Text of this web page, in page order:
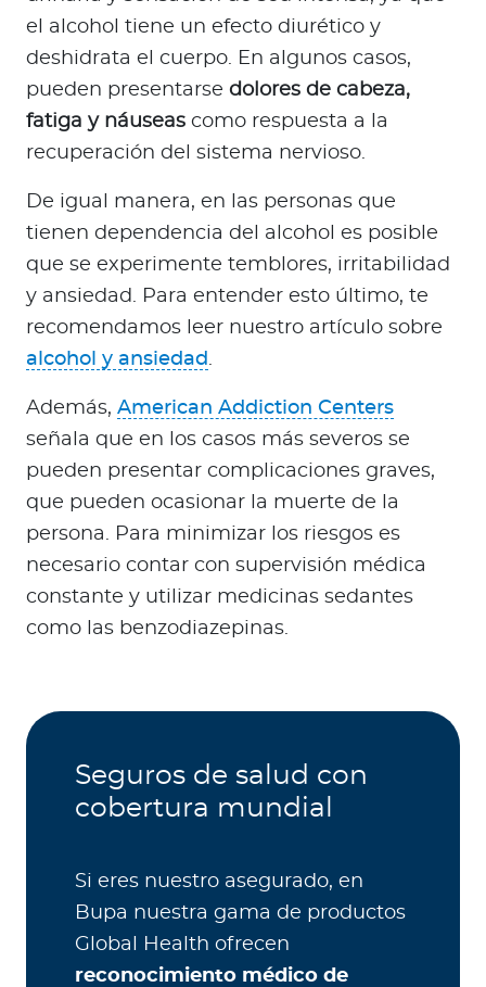
el alcohol tiene un efecto diurético y
deshidrata el cuerpo. En algunos casos,
pueden presentarse dolores de cabeza,
fatiga y náuseas como respuesta a la
recuperación del sistema nervioso.
De igual manera, en las personas que
tienen dependencia del alcohol es posible
que se experimente temblores, irritabilidad
y ansiedad. Para entender esto último, te
recomendamos leer nuestro artículo sobre
alcohol y ansiedad.
Además, American Addiction Centers
señala que en los casos más severos se
pueden presentar complicaciones graves,
que pueden ocasionar la muerte de la
persona. Para minimizar los riesgos es
necesario contar con supervisión médica
constante y utilizar medicinas sedantes
como las benzodiazepinas.
Seguros de salud con
cobertura mundial
Si eres nuestro asegurado, en
Bupa nuestra gama de productos
Global Health ofrecen
reconocimiento médico de